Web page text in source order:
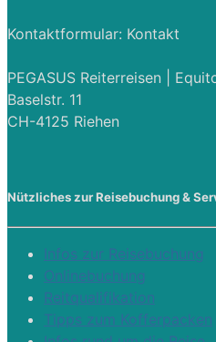
Kontaktformular: Kontakt
PEGASUS Reiterreisen |
Baselstr. 11
CH-4125 Riehen
Nützliches zur Reisebuchung &
Infos zur Reisebuchung
Onlinebuchung
Reitqualifikation
Tipps zum Kofferpacken